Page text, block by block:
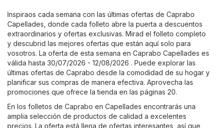
Inspiraos cada semana con las últimas ofertas de Caprabo
Capellades, donde cada folleto abre la puerta a descuentos
extraordinarios y ofertas exclusivas. Mirad el folleto completo
y descubrid las mejores ofertas que están aquí solo para
vosotros. La oferta de esta semana en Caprabo Capellades es
válida hasta 30/07/2026 - 12/08/2026 . Puede explorar las
últimas ofertas de Caprabo desde la comodidad de su hogar y
planificar sus compras de manera efectiva. Aprovecha las
promociones que ofrece la tienda en las páginas 20.
En los folletos de Caprabo en Capellades encontrarás una
amplia selección de productos de calidad a excelentes
precios. La oferta está llena de ofertas interesantes, así que